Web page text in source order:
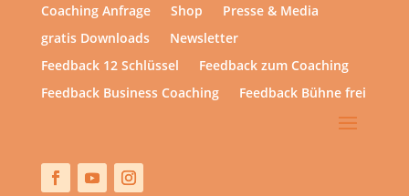
Coaching Anfrage
Shop
Presse & Media
gratis Downloads
Newsletter
Feedback 12 Schlüssel
Feedback zum Coaching
Feedback Business Coaching
Feedback Bühne frei